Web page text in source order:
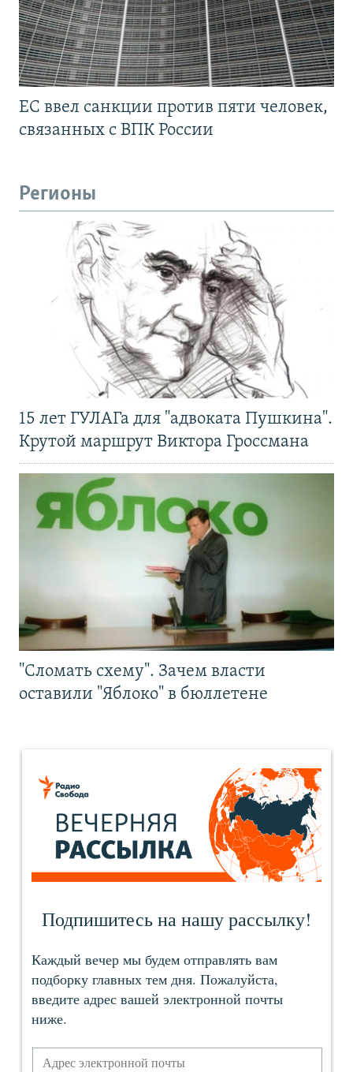
ЕС ввел санкции против пяти человек,
связанных с ВПК России
Регионы
15 лет ГУЛАГа для "адвоката Пушкина".
Крутой маршрут Виктора Гроссмана
"Сломать схему". Зачем власти
оставили "Яблоко" в бюллетене